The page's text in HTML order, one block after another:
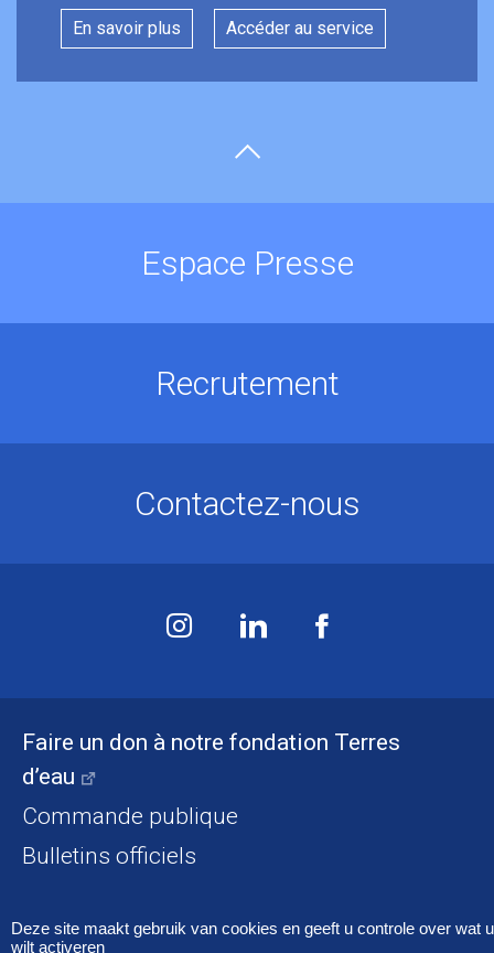
En savoir plus Accéder au service
Faire un don à notre fondation Terres
d’eau
Commande publique
Bulletins officiels
Accessibilité Mentions légales
Espace Presse
Recrutement
Contactez-nous
Deze site maakt gebruik van cookies en geeft u controle over wat u
wilt activeren